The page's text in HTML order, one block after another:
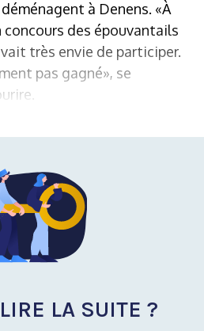
à Denens. «À
concours des épouvantails
très envie de participer.
pas gagné», se
LA SUITE ?